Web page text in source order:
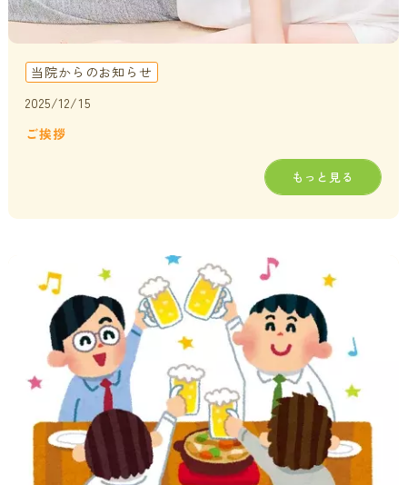
当院からのお知らせ
2025/12/15
ご挨拶
もっと見る